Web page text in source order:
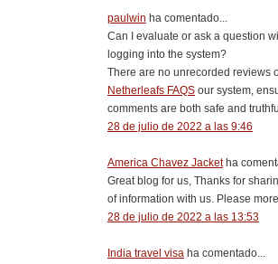
paulwin ha comentado...
Can I evaluate or ask a question
logging into the system?
There are no unrecorded reviews
Netherleafs FAQS our system,
comments are both safe and
28 de julio de 2022 a las 9:46
America Chavez Jacketha
Great blog for us, Thanks for
of information with us. Please
28 de julio de 2022 a las 13:53
India travel visa ha comentado...